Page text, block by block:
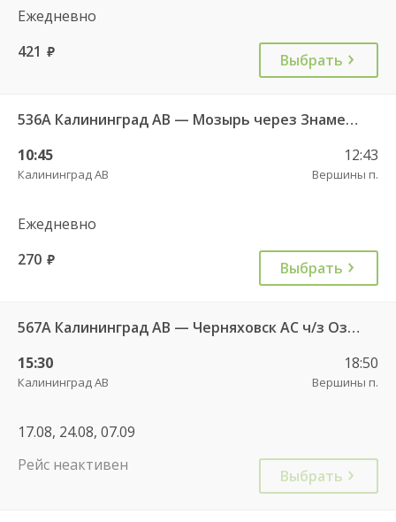
Ежедневно
421 руб. Выбрать
536А Калининград АВ — Мозырь через Знаменск
10:45
Калининград АВ
12:43
Вершины п.
Ежедневно
270 руб. Выбрать
567А Калининград АВ — Черняховск АС ч/з Озерки п., Правдинск КДП, Железнодорожный КДП
15:30
Калининград АВ
18:50
Вершины п.
17.08, 24.08, 07.09
Рейс неактивен
Выбрать